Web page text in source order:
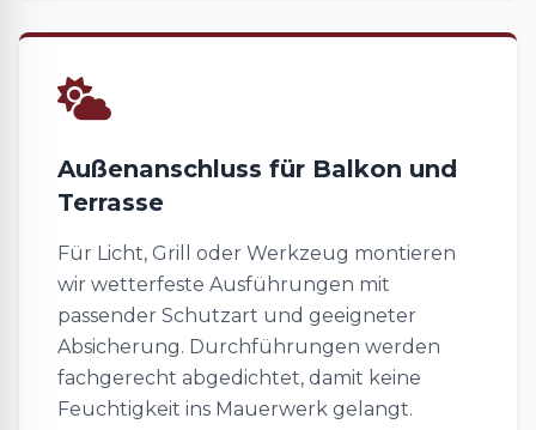
Außenanschluss für Balkon und
Terrasse
Für Licht, Grill oder Werkzeug montieren
wir wetterfeste Ausführungen mit
passender Schutzart und geeigneter
Absicherung. Durchführungen werden
fachgerecht abgedichtet, damit keine
Feuchtigkeit ins Mauerwerk gelangt.